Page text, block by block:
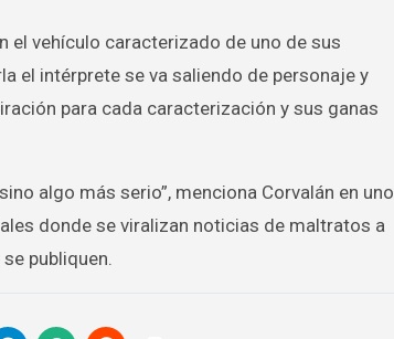
el vehículo caracterizado de uno de sus
el intérprete se va saliendo de personaje y
para cada caracterización y sus ganas
algo más serio”, menciona Corvalán en uno
donde se viralizan noticias de maltratos a
publiquen.